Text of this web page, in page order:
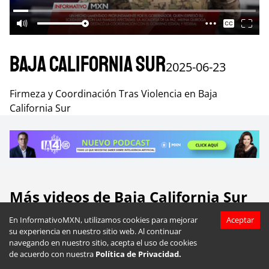
En InformativoMXN, utilizamos cookies para mejorar
su experiencia en nuestro sitio web. Al continuar
navegando en nuestro sitio, acepta el uso de cookies
de acuerdo con nuestra Política de Privacidad.
Aceptar
Baja California Sur2025-06-23
Firmeza y Coordinación Tras Violencia en Baja
California Sur
Más videos de Baja California Sur